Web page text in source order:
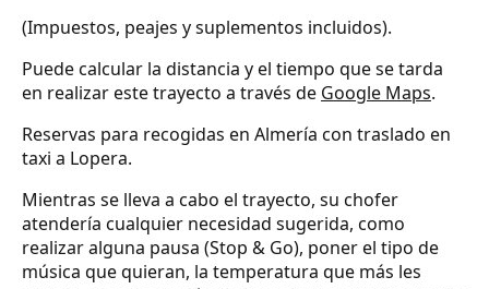
(Impuestos, peajes y suplementos incluidos).
Puede calcular la distancia y el tiempo que se tarda
en realizar este trayecto a través de Google Maps.
Reservas para recogidas en Almería con traslado en
taxi a Lopera.
Mientras se lleva a cabo el trayecto, su chofer
atendería cualquier necesidad sugerida, como
realizar alguna pausa (Stop & Go), poner el tipo de
música que quieran, la temperatura que más les